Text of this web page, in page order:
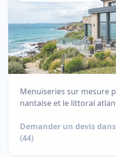
Menuiseries sur mesure
nantaise et le littoral
Demander un devis
(44)